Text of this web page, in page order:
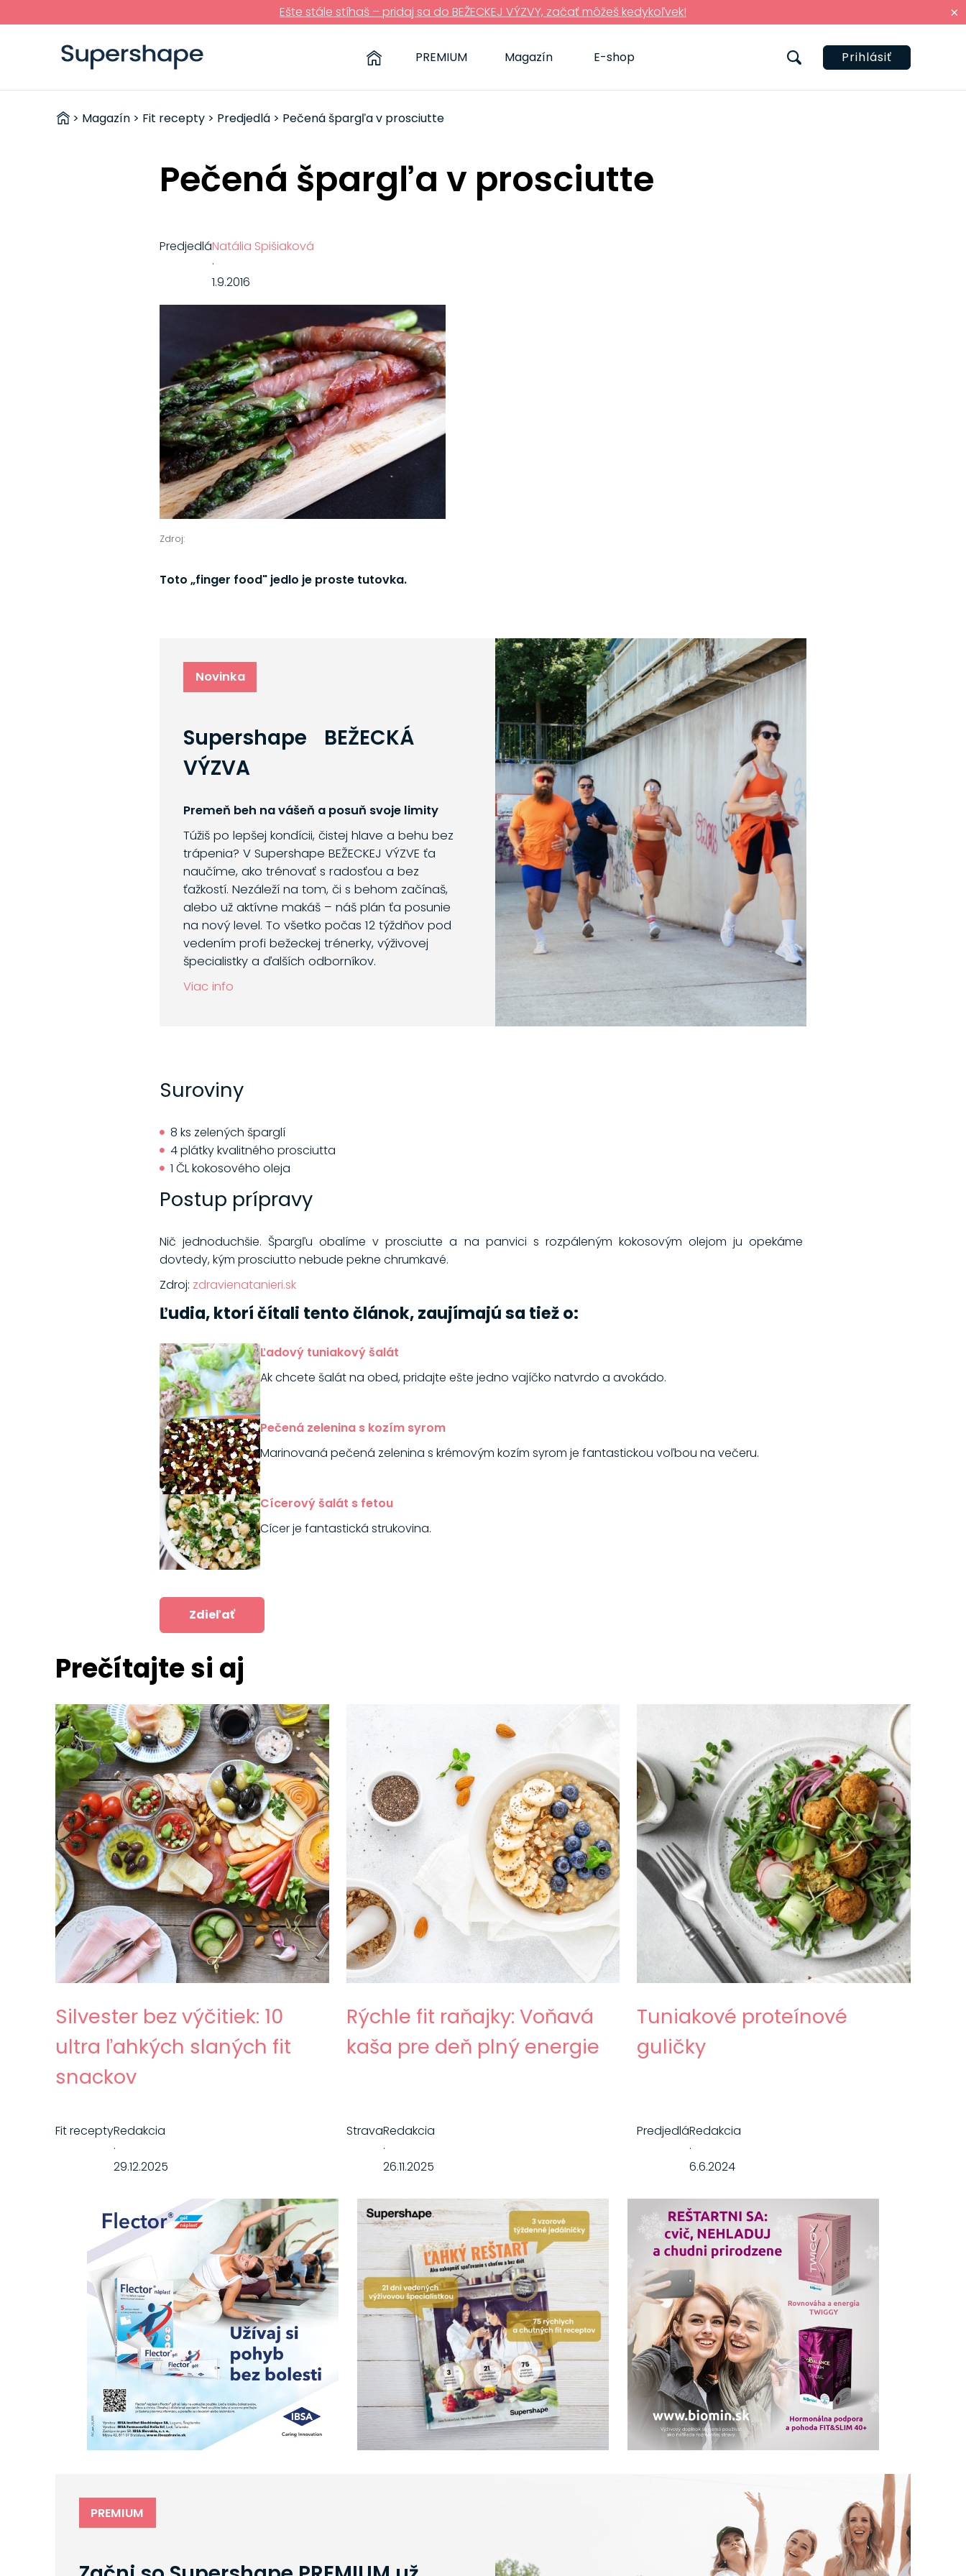
×
Ešte stále stíhaš – pridaj sa do BEŽECKEJ VÝZVY, začať môžeš kedykoľvek!
Prihlásiť
PREMIUM Magazín E-shop
ZDRAVÉ
> Magazín > Fit recepty > Predjedlá > Pečená špargľa v prosciutte
Pečená špargľa v prosciutte
Zdroj:
Toto „finger food" jedlo je proste tutovka.
Novinka
Supershape BEŽECKÁ
VÝZVA
Premeň beh na vášeň a posuň svoje limity
Túžiš po lepšej kondícii, čistej hlave a behu bez
trápenia? V Supershape BEŽECKEJ VÝZVE ťa
naučíme, ako trénovať s radosťou a bez
ťažkostí. Nezáleží na tom, či s behom začínaš,
alebo už aktívne makáš – náš plán ťa posunie
na nový level. To všetko počas 12 týždňov pod
vedením profi bežeckej trénerky, výživovej
špecialistky a ďalších odborníkov.
Viac info
Suroviny
8 ks zelených šparglí
4 plátky kvalitného prosciutta
1 ČL kokosového oleja
Postup prípravy
Nič jednoduchšie. Špargľu obalíme v prosciutte a na panvici s rozpáleným kokosovým olejom ju opekáme
dovtedy, kým prosciutto nebude pekne chrumkavé.
Zdroj: zdravienatanieri.sk
Ľudia, ktorí čítali tento článok, zaujímajú sa tiež o:
Ľadový tuniakový šalát
Ak chcete šalát na obed, pridajte ešte jedno vajíčko natvrdo a avokádo.
Pečená zelenina s kozím syrom
Marinovaná pečená zelenina s krémovým kozím syrom je fantastickou voľbou na večeru.
Cícerový šalát s fetou
Cícer je fantastická strukovina.
PredjedláNatália Spišiaková
·
1.9.2016
Zdieľať
Prečítajte si aj
Silvester bez výčitiek: 10
ultra ľahkých slaných fit
snackov
Fit receptyRedakcia
·
29.12.2025
Rýchle fit raňajky: Voňavá
kaša pre deň plný energie
StravaRedakcia
·
26.11.2025
Tuniakové proteínové
guličky
PredjedláRedakcia
·
6.6.2024
PREMIUM